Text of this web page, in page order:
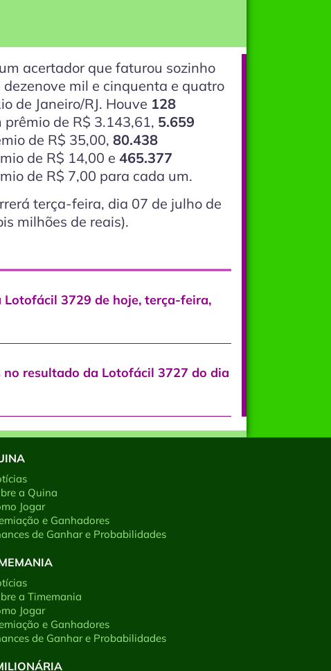
acertador que faturou sozinho
mil e cinquenta e quatro
de Janeiro/RJ. Houve 128
prêmio de R$ 3.143,61, 5.659
de R$ 35,00, 80.438
de R$ 14,00 e 465.377
de R$ 7,00 para cada um.
terça-feira, dia 07 de julho de
milhões de reais).
3729 de hoje, terça-feira,
resultado da Lotofácil 3727 do dia
a Quina
Jogar
e Ganhadores
de Ganhar e Probabilidades
a Timemania
Jogar
e Ganhadores
de Ganhar e Probabilidades